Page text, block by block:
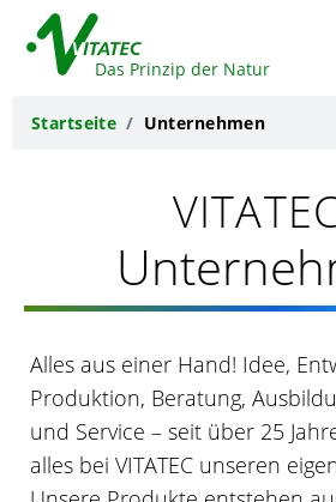
Das Prinzip der Natur
Startseite Unternehmen
Alles aus einer Hand! Idee,
Produktion, Beratung,
und Service – seit über 25
alles bei VITATEC unseren